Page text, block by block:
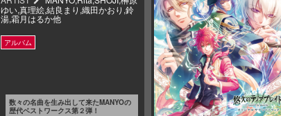
ゆい,真理絵,結良まり,織田かおり,鈴
湯,霜月はるか他
数々の名曲を生み出して来たMANYOの
歴代ベストワークス第２弾！